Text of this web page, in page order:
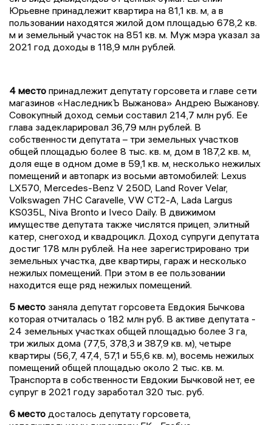
Юрьевне принадлежит квартира на 81,1 кв. м, а в
пользовании находятся жилой дом площадью 678,2 кв.
м и земельный участок на 851 кв. м. Муж мэра указал за
2021 год доходы в 118,9 млн рублей.
4 место принадлежит депутату горсовета и главе сети
магазинов «НаследникЪ Выжанова» Андрею Выжанову.
Совокупный доход семьи составил 214,7 млн руб. Ее
глава задекларировал 36,79 млн рублей. В
собственности депутата – три земельных участков
общей площадью более 8 тыс. кв. м, дом в 187,2 кв. м,
доля еще в одном доме в 59,1 кв. м, несколько нежилых
помещений и автопарк из восьми автомобилей: Lexus
LX570, Mercedes-Benz V 250D, Land Rover Velar,
Volkswagen 7HC Caravelle, VW CT2-A, Lada Largus
KS035L, Niva Bronto и Iveco Daily. В движимом
имуществе депутата также числятся прицеп, элитный
катер, снегоход и квадроцикл. Доход супруги депутата
достиг 178 млн рублей. На нее зарегистрировано три
земельных участка, две квартиры, гараж и несколько
нежилых помещений. При этом в ее пользовании
находится еще ряд нежилых помещений.
5 место заняла депутат горсовета Евдокия Бычкова
которая отчиталась о 182 млн руб. В активе депутата -
24 земельных участках общей площадью более 3 га,
три жилых дома (77,5, 378,3 и 387,9 кв. м), четыре
квартиры (56,7, 47,4, 57,1 и 55,6 кв. м), восемь нежилых
помещений общей площадью около 2 тыс. кв. м.
Транспорта в собственности Евдокии Бычковой нет, ее
супруг в 2021 году заработал 320 тыс. руб.
6 место досталось депутату горсовета,